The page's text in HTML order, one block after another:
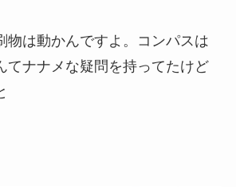
物は動かんですよ。コンパスは
てナナメな疑問を持ってたけど